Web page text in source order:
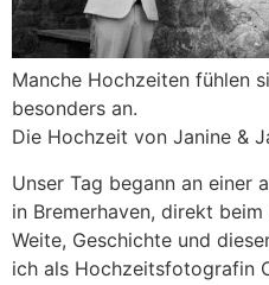
Manche Hochzeiten fühlen
besonders an.
Die Hochzeit von Janine &
Unser Tag begann an einer
in Bremerhaven, direkt
Weite, Geschichte und
ich als Hochzeitsfotografin